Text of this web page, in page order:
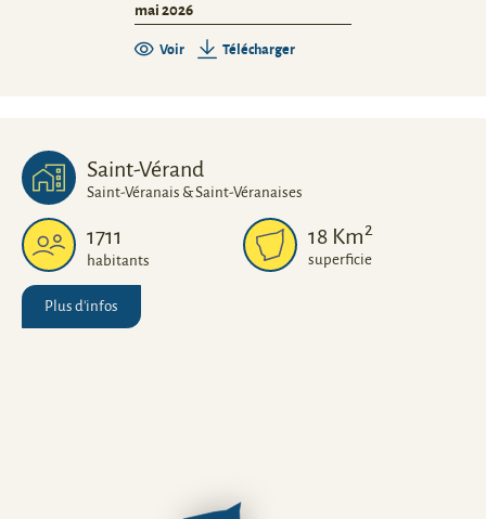
mai 2026
Voir Télécharger
Saint-Vérand
Saint-Véranais & Saint-Véranaises
1711
habitants
18 Km2
superficie
Plus d'infos